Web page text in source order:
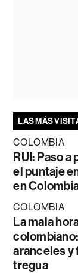
LAS MÁS
COLOMBIA
RUI: Paso
el puntaje
en
COLOMBIA
La mala
aranceles y
tregua